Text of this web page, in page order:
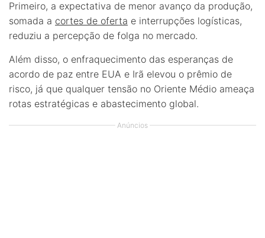
Primeiro, a expectativa de menor avanço da produção,
somada a cortes de oferta e interrupções logísticas,
reduziu a percepção de folga no mercado.
Além disso, o enfraquecimento das esperanças de
acordo de paz entre EUA e Irã elevou o prêmio de
risco, já que qualquer tensão no Oriente Médio ameaça
rotas estratégicas e abastecimento global.
Anúncios